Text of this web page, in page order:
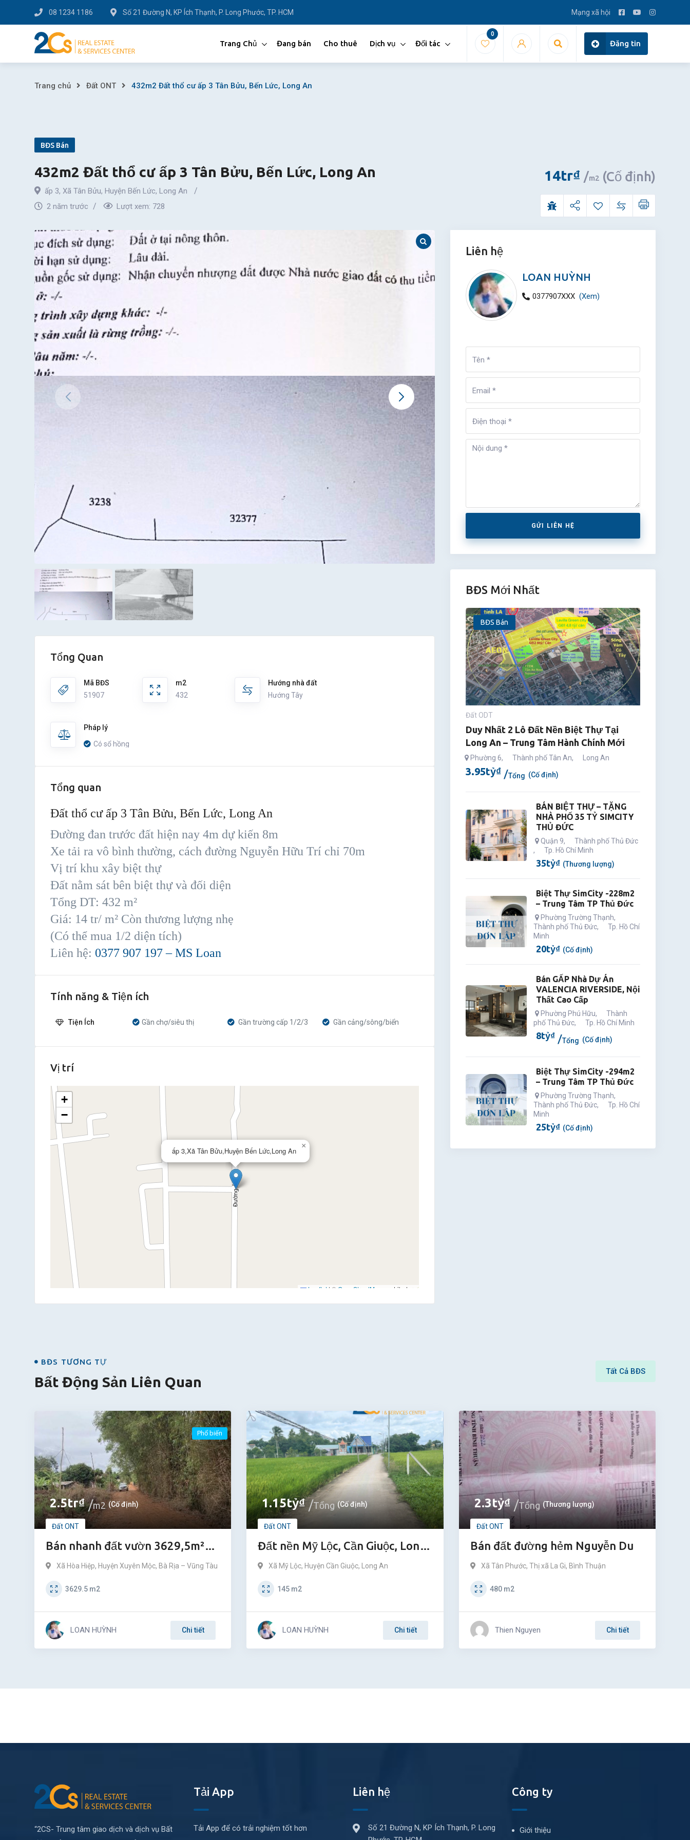
to
08 1234 1186 Số 21 Đường N, KP Ích Thạnh, P. Long Phước, TP. HCM Mạng xã hội
Trang Chủ Đang bán Cho thuê Dịch vụ Đối tác
0
Đăng tin
432m2
cư
ấp
3
Bửu,
Bến
Lức,
Long
An
Trang chủ Đất ONT 432m2 Đất thổ cư ấp 3 Tân Bửu, Bến Lức, Long An
BĐS Bán
432m2 Đất thổ cư ấp 3 Tân Bửu, Bến Lức, Long An
ấp 3, Xã Tân Bửu, Huyện Bến Lức, Long An
2 năm trước
Lượt xem: 728
14tr₫ m2 (Cố định)
Tổng Quan
Mã BĐS
51907
m2
432
Pháp lý
Có sổ hồng
Hướng nhà đất
Hướng Tây
Tổng quan
Đất thổ cư ấp 3 Tân Bửu, Bến Lức, Long An
Đường đan trước đất hiện nay 4m dự kiến 8m
Xe tải ra vô bình thường, cách đường Nguyễn Hữu Trí chỉ 70m
Vị trí khu xây biệt thự
Đất nằm sát bên biệt thự và đối diện
Tổng DT: 432 m²
Giá: 14 tr/ m² Còn thương lượng nhẹ
(Có thể mua 1/2 diện tích)
Liên hệ: 0377 907 197 – MS Loan
Tính năng & Tiện ích
Tiện Ích Gần chợ/siêu thị Gần trường cấp 1/2/3 Gần cảng/sông/biển
Vị trí
ấp 3,Xã Tân Bửu,Huyện Bến Lức,Long An
×
+
−
Leaflet | © OpenStreetMap contributors
Liên hệ
LOAN HUỲNH
0377907XXX (Xem)
GỬI LIÊN HỆ
BĐS Mới Nhất
BĐS Bán
Đất ODT
Duy Nhất 2 Lô Đất Nền Biệt Thự Tại
Long An – Trung Tâm Hành Chính Mới
Phường 6, Thành phố Tân An, Long An
3.95tỷ₫ Tổng (Cố định)
BÁN BIỆT THỰ – TẶNG
NHÀ PHỐ 35 TỶ SIMCITY
THỦ ĐỨC
Quận 9,
Thành phố Thủ Đức
,
Tp. Hồ Chí Minh
35tỷ₫ (Thương lượng)
Biệt Thự SimCity -228m2
– Trung Tâm TP Thủ Đức
Phường Trường Thạnh,
Thành phố Thủ Đức,
Tp. Hồ Chí
Minh
20tỷ₫ (Cố định)
Bán GẤP Nhà Dự Án
VALENCIA RIVERSIDE, Nội
Thất Cao Cấp
Phường Phú Hữu,
Thành
phố Thủ Đức, Tp. Hồ Chí Minh
8tỷ₫ Tổng (Cố định)
Biệt Thự SimCity -294m2
– Trung Tâm TP Thủ Đức
Phường Trường Thạnh,
Thành phố Thủ Đức,
Tp. Hồ Chí
Minh
25tỷ₫ (Cố định)
BĐS
BĐS TƯƠNG TỰ
Bất Động Sản Liên Quan
Tất Cả BĐS
2.5tr₫ m2 (Cố định)
Đất ONT
Bán nhanh đất vườn 3629,5m²
huyện Xuyên Mộc, Bà Rịa – Vũng
Tàu
Phổ biến
Xã Hòa Hiệp, Huyện Xuyên Mộc, Bà Rịa – Vũng Tàu
3629.5 m2
LOAN HUỲNH Chi tiết
1.15tỷ₫ Tổng (Cố định)
Đất ONT
Đất nền Mỹ Lộc, Cần Giuộc, Long
AnXã Mỹ Lộc, Huyện Cần Giuộc, Long An
145 m2
LOAN HUỲNH Chi tiết
2.3tỷ₫ Tổng (Thương lượng)
Đất ONT
Bán đất đường hẻm Nguyễn Du
Xã Tân Phước, Thị xã La Gi, Bình Thuận
480 m2
Thien Nguyen Chi tiết
“2CS- Trung tâm giao dịch và dịch vụ Bất
Tải App
Tải App để có trải nghiệm tốt hơn
Liên hệ
Số 21 Đường N, KP Ích Thạnh, P. Long
Công ty
Giới thiệu